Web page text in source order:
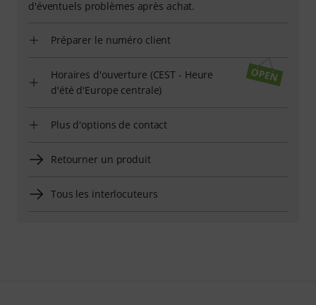
d'éventuels problèmes après achat.
Préparer le numéro client
Horaires d'ouverture (CEST - Heure
d'été d'Europe centrale)
Plus d'options de contact
Retourner un produit
Tous les interlocuteurs